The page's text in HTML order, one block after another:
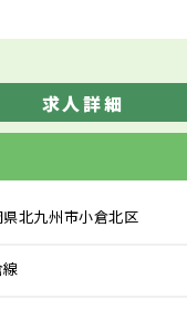
求人詳細
北九州市小倉北区